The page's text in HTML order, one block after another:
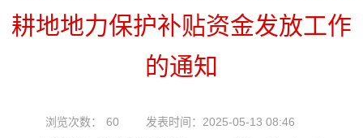
耕地地力保护补贴资金发放工作
的通知
浏览次数： 60
发表时间：2025-05-13 08:46